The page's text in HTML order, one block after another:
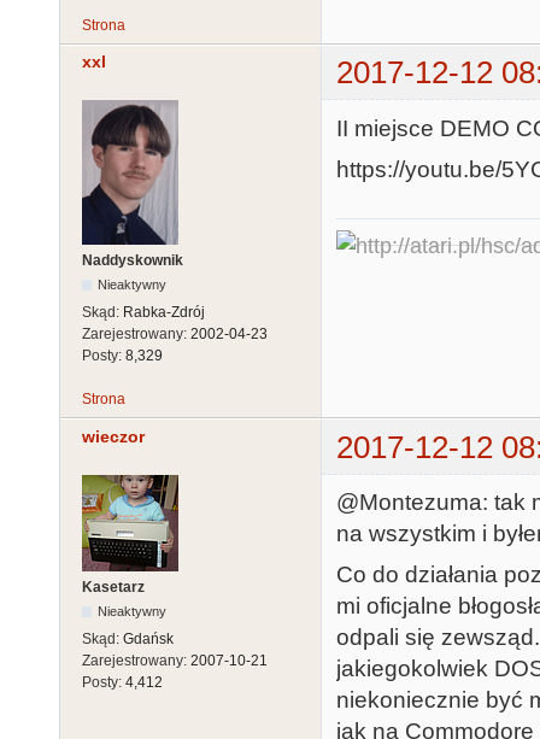
Strona
xxl 2017-12-12
Naddyskownik
Nieaktywny
Skąd: Rabka-Zdrój
Zarejestrowany: 2002-04-23
Posty: 8,329
II miejsce DEMO
https://youtu.be/
Strona
wieczor 2017-12-12
Kasetarz
Nieaktywny
Skąd: Gdańsk
Zarejestrowany: 2007-10-21
Posty: 4,412
@Montezuma: tak
na wszystkim i
Co do działania
mi oficjalne
odpali się
jakiegokolwiek
niekoniecznie być
jak na Commodore